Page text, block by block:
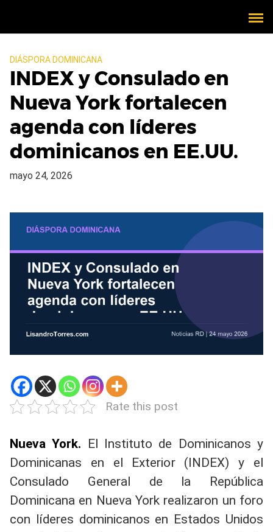
DIÁSPORA DOMINICANA
INDEX y Consulado en
Nueva York fortalecen
agenda con líderes
dominicanos en EE.UU.
mayo 24, 2026
Rate this post
Nueva York. El Instituto de Dominicanos y
Dominicanas en el Exterior (INDEX) y el
Consulado General de la República
Dominicana en Nueva York realizaron un foro
con líderes dominicanos en Estados Unidos